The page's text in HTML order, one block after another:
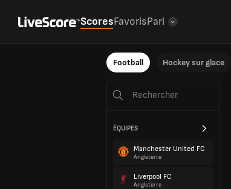
ScoresFavorisPari
Football Hockey sur glace
ÉQUIPES
Manchester United FC
Angleterre
Liverpool FC
Angleterre